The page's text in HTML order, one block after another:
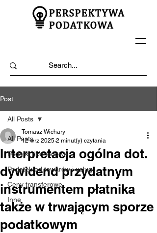
Post
All Posts
Podatki dochodowe
Podatek od towarów i usług
Ceny transferowe
Inne
All Posts
Interpretacja ogólna dot.
dywidend przydatnym
instrumentem płatnika
także w trwającym sporze
podatkowym
Tomasz Wichary
12 wrz 2025 2 minut(y) czytania